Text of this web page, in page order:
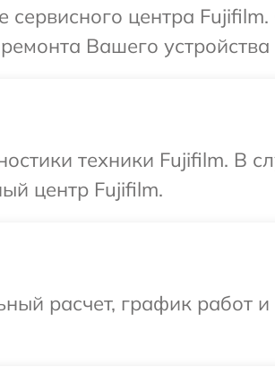
сервисного центра
Вашего устройства
техники Fujifilm. В
центр Fujifilm.
расчет, график работ